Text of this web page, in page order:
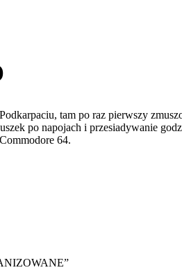
tam po raz pierwszy
po napojach i przesiadywanie
64.